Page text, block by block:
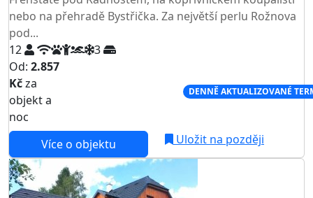
nebo na přehradě Bystřička. Za největší perlu Rožnova
pod...
12
3
Od: 2.857
Kčza
objekt a
noc
DENNĚ AKTUALIZOVANÉ
Více o objektu Uložit na později